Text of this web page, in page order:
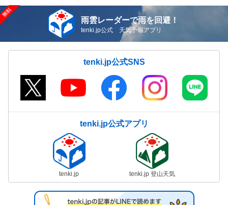
雨雲レーダーで雨を回避！
tenki.jp公式 天気予報アプリ
tenki.jp公式SNS
tenki.jp公式アプリ
tenki.jp tenki.jp 登山天気